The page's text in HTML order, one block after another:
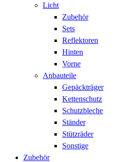
Licht
Zubehör
Sets
Reflektoren
Hinten
Vorne
Anbauteile
Gepäckträger
Kettenschutz
Schutzbleche
Ständer
Stützräder
Sonstige
Zubehör